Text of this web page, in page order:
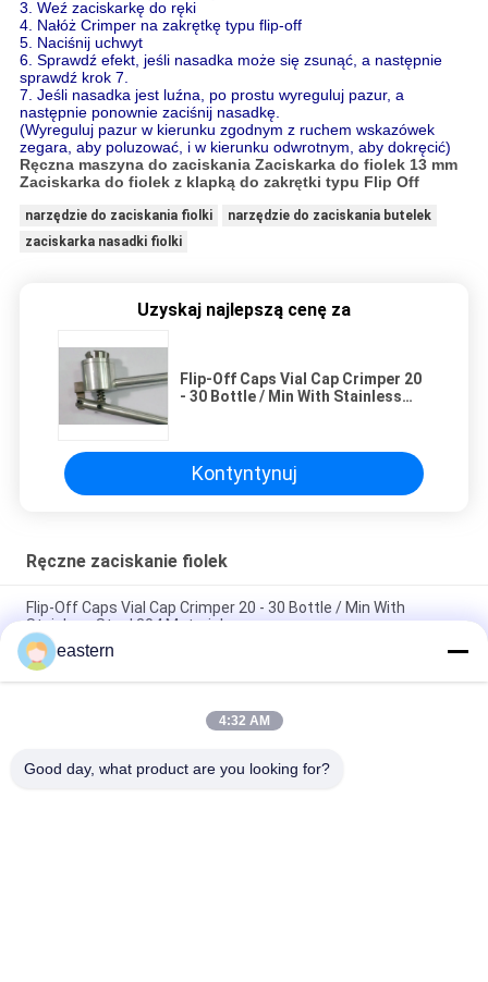
3. Weź zaciskarkę do ręki
4. Nałóż Crimper na zakrętkę typu flip-off
5. Naciśnij uchwyt
6. Sprawdź efekt, jeśli nasadka może się zsunąć, a następnie
sprawdź krok 7.
7. Jeśli nasadka jest luźna, po prostu wyreguluj pazur, a
następnie ponownie zaciśnij nasadkę.
(Wyreguluj pazur w kierunku zgodnym z ruchem wskazówek
zegara, aby poluzować, i w kierunku odwrotnym, aby dokręcić)
Ręczna maszyna do zaciskania Zaciskarka do fiolek 13 mm
Zaciskarka do fiolek z klapką do zakrętki typu Flip Off
narzędzie do zaciskania fiolki
narzędzie do zaciskania butelek
zaciskarka nasadki fiolki
Uzyskaj najlepszą cenę za
Flip-Off Caps Vial Cap Crimper 20
- 30 Bottle / Min With Stainless
Kontyntynuj
Ręczne zaciskanie fiolek
Flip-Off Caps Vial Cap Crimper 20 - 30 Bottle / Min With
Stainless Steel 304 Material
Aluminiowa plastikowa nakrętka Ręczne zaciskanie fiolek o
małej objętości
Butelka do butelek o średnicy 20 mm Ręczna szczypce do
eastern
4:32 AM
Good day, what product are you looking for?